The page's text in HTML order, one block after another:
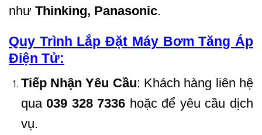
như Thinking, Panasonic.
Quy Trình Lắp Đặt Máy Bơm Tăng Áp
Điện Tử:
Tiếp Nhận Yêu Cầu: Khách hàng liên hệ
qua039 328 7336 hoặc để yêu cầu dịch
vụ.